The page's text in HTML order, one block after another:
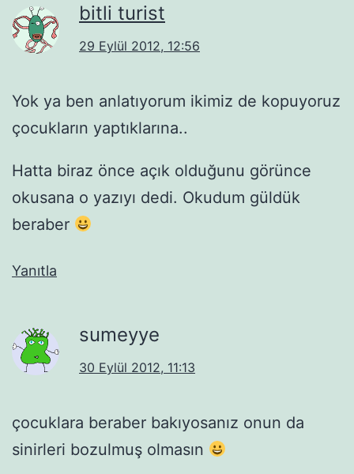
bitli turist
29 Eylül 2012, 12:56
Yok ya ben anlatıyorum ikimiz de kopuyoruz
çocukların yaptıklarına..
Hatta biraz önce açık olduğunu görünce
okusana o yazıyı dedi. Okudum güldük
beraber
Yanıtla
sumeyye
30 Eylül 2012, 11:13
çocuklara beraber bakıyosanız onun da
sinirleri bozulmuş olmasın